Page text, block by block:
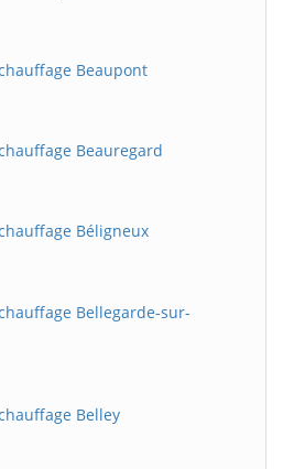
Beaupont
Beauregard
Béligneux
Bellegarde-sur-
Belley